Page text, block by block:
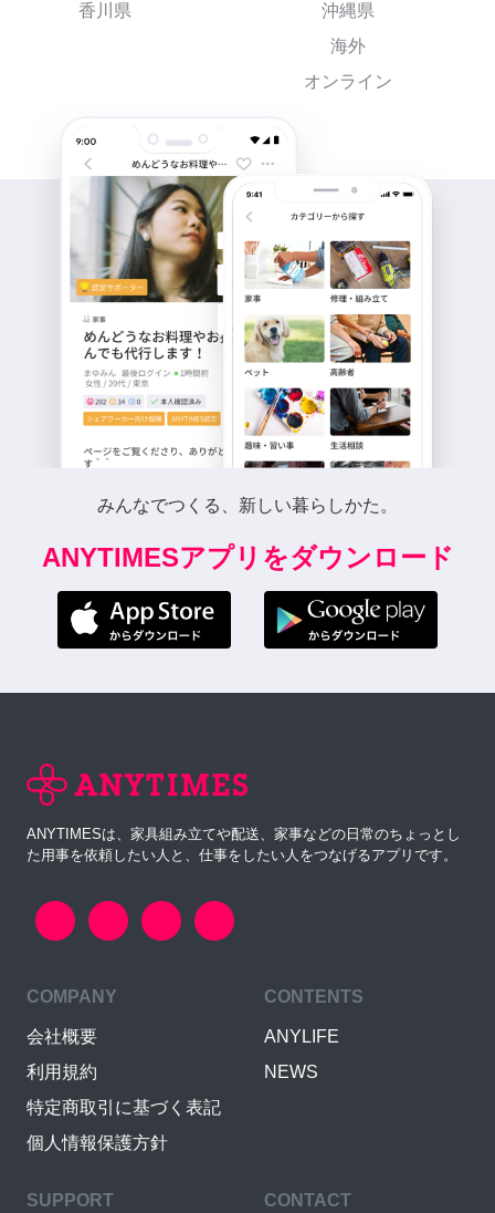
香川県
沖縄県
海外
オンライン
みんなでつくる、新しい暮らしかた。
ANYTIMESアプリをダウンロード
ANYTIMESは、家具組み立てや配送、家事などの日常のちょっとし
た用事を依頼したい人と、仕事をしたい人をつなげるアプリです。
COMPANY
会社概要
利用規約
特定商取引に基づく表記
個人情報保護方針
CONTENTS
ANYLIFE
NEWS
SUPPORT CONTACT